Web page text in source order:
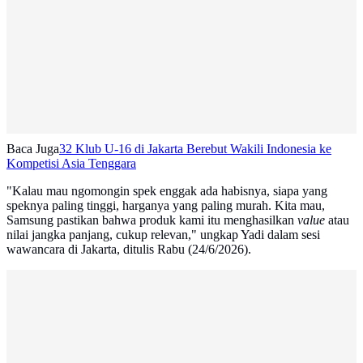
Baca Juga32 Klub U-16 di Jakarta Berebut Wakili Indonesia ke
Kompetisi Asia Tenggara
"Kalau mau ngomongin spek enggak ada habisnya, siapa yang
speknya paling tinggi, harganya yang paling murah. Kita mau,
Samsung pastikan bahwa produk kami itu menghasilkan value atau
nilai jangka panjang, cukup relevan," ungkap Yadi dalam sesi
wawancara di Jakarta, ditulis Rabu (24/6/2026).